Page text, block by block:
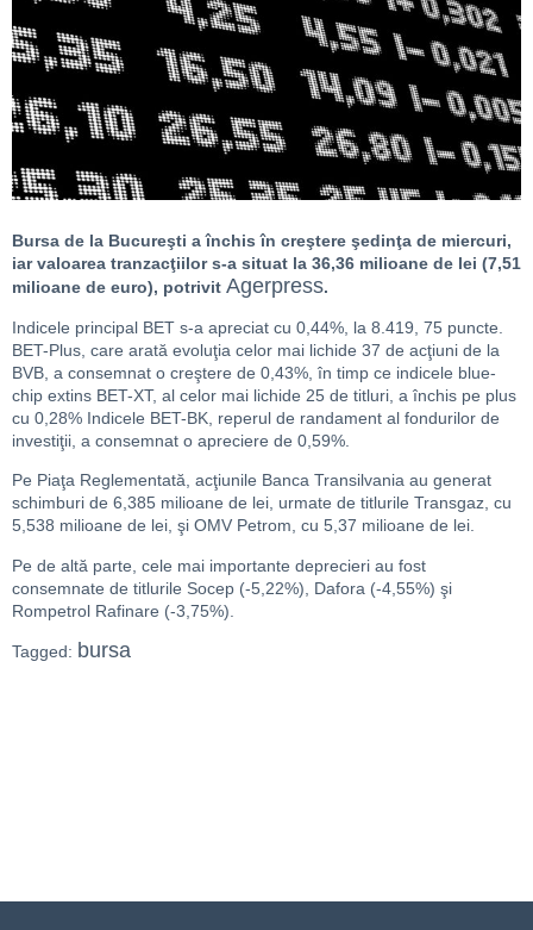
Bursa de la Bucureşti a închis în creştere şedinţa de miercuri,
iar valoarea tranzacţiilor s-a situat la 36,36 milioane de lei (7,51
milioane de euro), potrivit Agerpress.
Indicele principal BET s-a apreciat cu 0,44%, la 8.419, 75 puncte.
BET-Plus, care arată evoluţia celor mai lichide 37 de acţiuni de la
BVB, a consemnat o creştere de 0,43%, în timp ce indicele blue-
chip extins BET-XT, al celor mai lichide 25 de titluri, a închis pe plus
cu 0,28% Indicele BET-BK, reperul de randament al fondurilor de
investiţii, a consemnat o apreciere de 0,59%.
Pe Piaţa Reglementată, acţiunile Banca Transilvania au generat
schimburi de 6,385 milioane de lei, urmate de titlurile Transgaz, cu
5,538 milioane de lei, şi OMV Petrom, cu 5,37 milioane de lei.
Pe de altă parte, cele mai importante deprecieri au fost
consemnate de titlurile Socep (-5,22%), Dafora (-4,55%) şi
Rompetrol Rafinare (-3,75%).
Tagged: bursa